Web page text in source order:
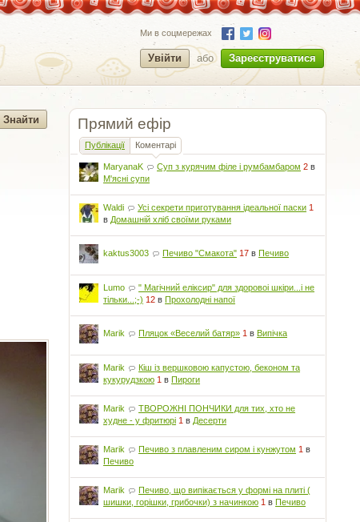
Ми в соцмережах
Увійти або Зареєструватися
Прямий ефір
Публікації Коментарі
MaryanaK Суп з курячим філе і румбамбаром 2 в
М'ясні супи
Waldi Усі секрети приготування ідеальної паски 1
в Домашній хліб своїми руками
kaktus3003 Печиво "Смакота" 17 вПечиво
Lumo
" Магічний еліксир" для здоровоі шкіри...і не
тільки...;-) 12 вПрохолодні напої
Marik Пляцок «Веселий батяр» 1 вВипічка
Marik
Кіш із вершковою капустою, беконом та
кукурудзкою 1 вПироги
Marik
ТВОРОЖНІ ПОНЧИКИ для тих, хто не
худне - у фритюрі 1 в Десерти
Marik Печиво з плавленим сиром і кунжутом 1 в
Печиво
Marik
Печиво, що випікається у формі на плиті (
шишки, горішки, грибочки) з начинкою 1 вПечиво